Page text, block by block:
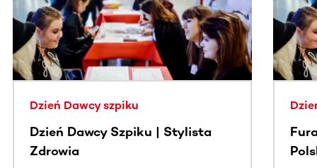
Dzień Dawcy szpiku
Dzień Dawcy Szpiku | Stylista
Zdrowia